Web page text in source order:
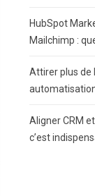
HubSpot
Mailchimp :
Attirer plus de
Aligner CRM
c’est